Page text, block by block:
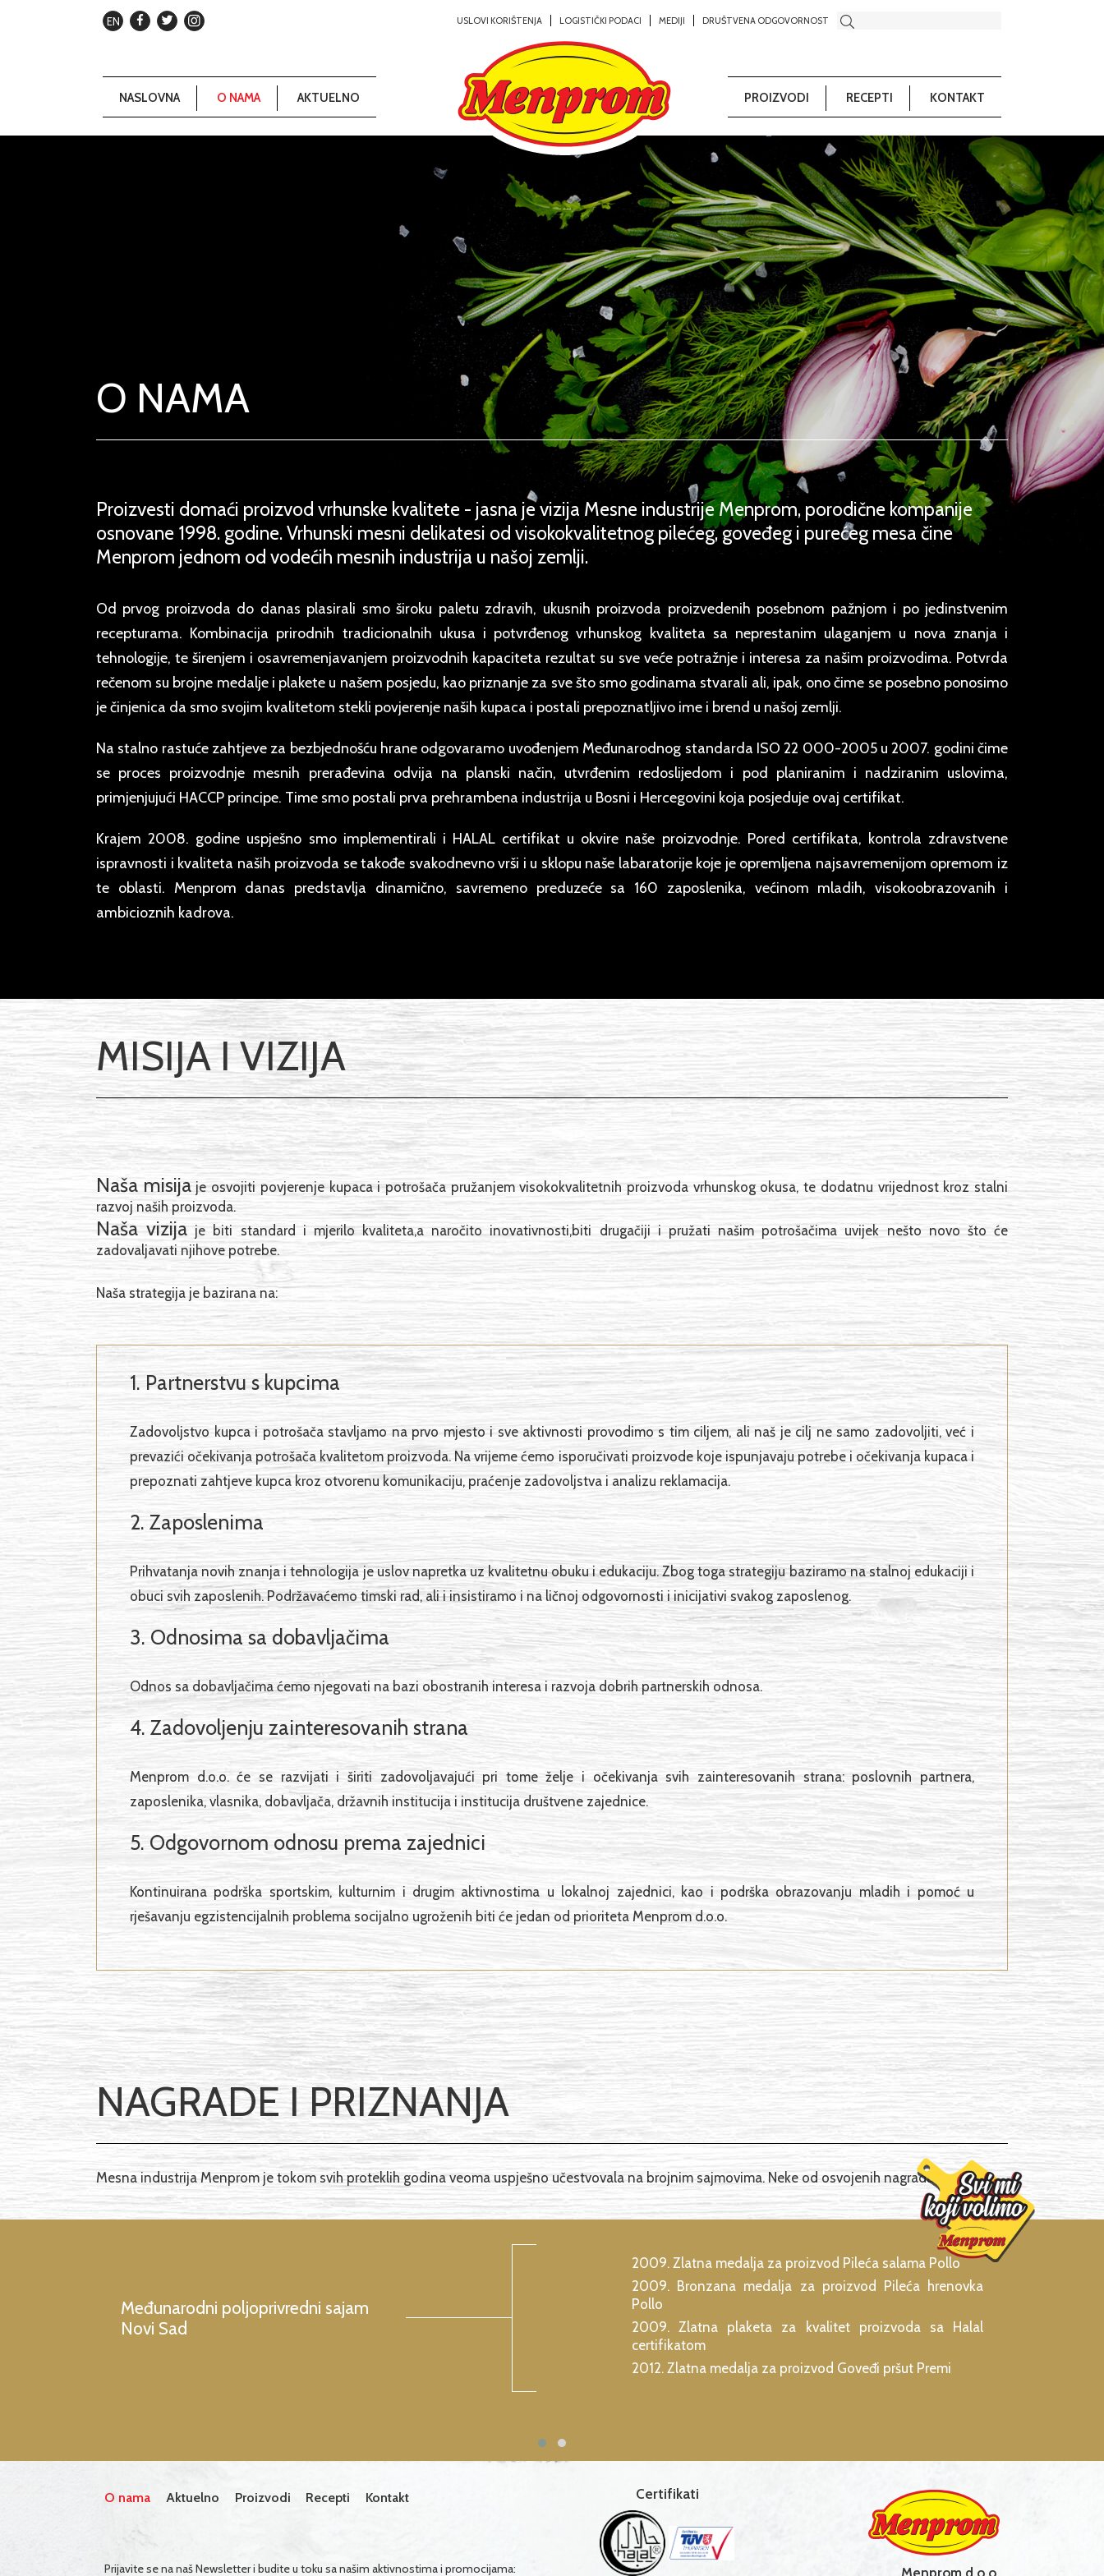
EN USLOVI KORIŠTENJA LOGISTIČKI PODACI MEDIJI DRUŠTVENA ODGOVORNOST
NASLOVNA O NAMA AKTUELNO PROIZVODI RECEPTI KONTAKT
O NAMA
Proizvesti domaći proizvod vrhunske kvalitete - jasna je vizija Mesne industrije Menprom, porodične kompanije
osnovane 1998. godine. Vrhunski mesni delikatesi od visokokvalitetnog pilećeg, goveđeg i purećeg mesa čine
Menprom jednom od vodećih mesnih industrija u našoj zemlji.
Od prvog proizvoda do danas plasirali smo široku paletu zdravih, ukusnih proizvoda proizvedenih posebnom pažnjom i po jedinstvenim
recepturama. Kombinacija prirodnih tradicionalnih ukusa i potvrđenog vrhunskog kvaliteta sa neprestanim ulaganjem u nova znanja i
tehnologije, te širenjem i osavremenjavanjem proizvodnih kapaciteta rezultat su sve veće potražnje i interesa za našim proizvodima. Potvrda
rečenom su brojne medalje i plakete u našem posjedu, kao priznanje za sve što smo godinama stvarali ali, ipak, ono čime se posebno ponosimo
je činjenica da smo svojim kvalitetom stekli povjerenje naših kupaca i postali prepoznatljivo ime i brend u našoj zemlji.
Na stalno rastuće zahtjeve za bezbjednošću hrane odgovaramo uvođenjem Međunarodnog standarda ISO 22 000-2005 u 2007. godini čime
se proces proizvodnje mesnih prerađevina odvija na planski način, utvrđenim redoslijedom i pod planiranim i nadziranim uslovima,
primjenjujući HACCP principe. Time smo postali prva prehrambena industrija u Bosni i Hercegovini koja posjeduje ovaj certifikat.
Krajem 2008. godine uspješno smo implementirali i HALAL certifikat u okvire naše proizvodnje. Pored certifikata, kontrola zdravstvene
ispravnosti i kvaliteta naših proizvoda se takođe svakodnevno vrši i u sklopu naše labaratorije koje je opremljena najsavremenijom opremom iz
te oblasti. Menprom danas predstavlja dinamično, savremeno preduzeće sa 160 zaposlenika, većinom mladih, visokoobrazovanih i
ambicioznih kadrova.
MISIJA I VIZIJA
Naša misijaje osvojiti povjerenje kupaca i potrošača pružanjem visokokvalitetnih proizvoda vrhunskog okusa, te dodatnu vrijednost kroz stalni
razvoj naših proizvoda.
Naša vizija je biti standard i mjerilo kvaliteta,a naročito inovativnosti,biti drugačiji i pružati našim potrošačima uvijek nešto novo što će
zadovaljavati njihove potrebe.
Naša strategija je bazirana na:
1. Partnerstvu s kupcima
Zadovoljstvo kupca i potrošača stavljamo na prvo mjesto i sve aktivnosti provodimo s tim ciljem, ali naš je cilj ne samo zadovoljiti, već i
prevazići očekivanja potrošača kvalitetom proizvoda. Na vrijeme ćemo isporučivati proizvode koje ispunjavaju potrebe i očekivanja kupaca i
prepoznati zahtjeve kupca kroz otvorenu komunikaciju, praćenje zadovoljstva i analizu reklamacija.
2. Zaposlenima
Prihvatanja novih znanja i tehnologija je uslov napretka uz kvalitetnu obuku i edukaciju. Zbog toga strategiju baziramo na stalnoj edukaciji i
obuci svih zaposlenih. Podržavaćemo timski rad, ali i insistiramo i na ličnoj odgovornosti i inicijativi svakog zaposlenog.
3. Odnosima sa dobavljačima
Odnos sa dobavljačima ćemo njegovati na bazi obostranih interesa i razvoja dobrih partnerskih odnosa.
4. Zadovoljenju zainteresovanih strana
Menprom d.o.o. će se razvijati i širiti zadovoljavajući pri tome želje i očekivanja svih zainteresovanih strana: poslovnih partnera,
zaposlenika, vlasnika, dobavljača, državnih institucija i institucija društvene zajednice.
5. Odgovornom odnosu prema zajednici
Kontinuirana podrška sportskim, kulturnim i drugim aktivnostima u lokalnoj zajednici, kao i podrška obrazovanju mladih i pomoć u
rješavanju egzistencijalnih problema socijalno ugroženih biti će jedan od prioriteta Menprom d.o.o.
NAGRADE I PRIZNANJA
Mesna industrija Menprom je tokom svih proteklih godina veoma uspješno učestvovala na brojnim sajmovima. Neke od osvojenih nagrada su:
Međunarodni poljoprivredni sajam
Novi Sad
2009. Zlatna medalja za proizvod Pileća salama Pollo
2009. Bronzana medalja za proizvod Pileća hrenovka
Pollo
2009. Zlatna plaketa za kvalitet proizvoda sa Halal
certifikatom
2012. Zlatna medalja za proizvod Goveđi pršut Premi
O nama Aktuelno Proizvodi Recepti Kontakt
Prijavite se na naš Newsletter i budite u toku sa našim aktivnostima i promocijama:
Certifikati
Menprom d.o.o.